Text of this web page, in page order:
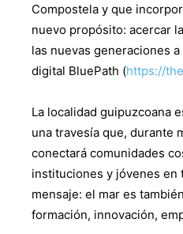
Compostela y que
nuevo propósito: acercar
las nuevas generaciones
digital BluePath (https://
La localidad guipuzcoana
una travesía que, durante
conectará comunidades
instituciones y jóvenes en
mensaje: el mar es
formación, innovación,